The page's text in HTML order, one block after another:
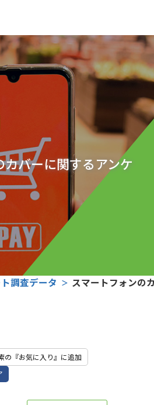
バーに関するアンケ
調査データ スマートフォンの
の『お気に入り』に追加